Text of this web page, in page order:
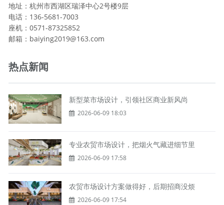
地址：杭州市西湖区瑞泽中心2号楼9层
电话：136-5681-7003
座机：0571-87325852
邮箱：baiying2019@163.com
热点新闻
新型菜市场设计，引领社区商业新风尚
2026-06-09 18:03
专业农贸市场设计，把烟火气藏进细节里
2026-06-09 17:58
农贸市场设计方案做得好，后期招商没烦
2026-06-09 17:54